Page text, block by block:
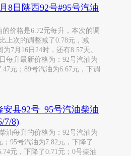
8日陕西92号#95号汽油
价格是6.72元每升，本次的调
上次的调整减了0.78元，减
7月16日24时，还有8.57天。
每升最新价格为：92号汽油为
元；89号汽油为6.67元，下调
县92号_95号汽油柴油
7/8)
油每升的价格为：92号汽油为
；95号汽油为7.82元，下降了
元，下降了0.71元；0号柴油